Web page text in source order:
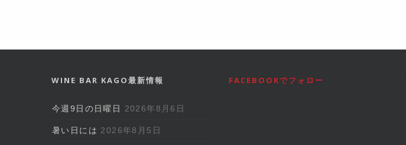
WINE BAR KAGO最新情報
今週9日の日曜日 2026年8月6日
暑い日には 2026年8月5日
FACEBOOKでフォロー